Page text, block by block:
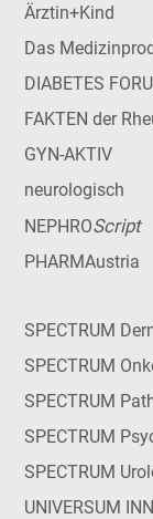
Ärztin+Kind
Das
DIABETES
FAKTEN der
GYN-AKTIV
neurologisch
NEPHROScript
PHARMAustria
SPECTRUM
SPECTRUM
SPECTRUM
SPECTRUM
SPECTRUM
UNIVERSUM